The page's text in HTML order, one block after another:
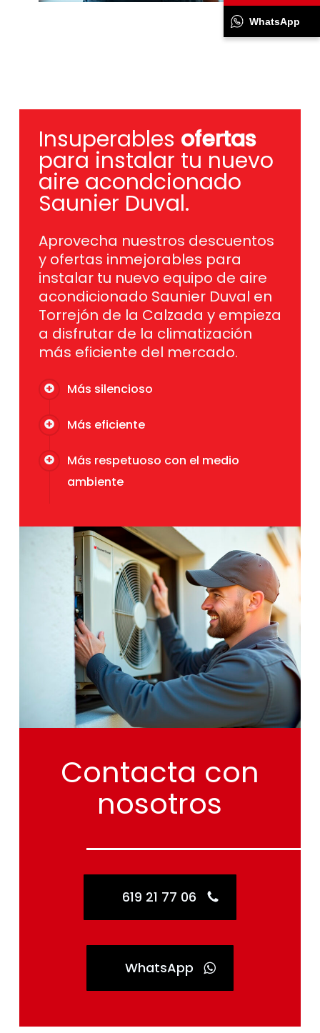
Insuperables ofertas
para instalar tu nuevo
aire acondcionado
Saunier Duval.
Aprovecha nuestros descuentos
y ofertas inmejorables para
instalar tu nuevo equipo de aire
acondicionado Saunier Duval en
Torrejón de la Calzada y empieza
a disfrutar de la climatización
más eficiente del mercado.
Más silencioso
Más eficiente
Más respetuoso con el medio
ambiente
Contacta con
nosotros
619 21 77 06
WhatsApp
WhatsApp